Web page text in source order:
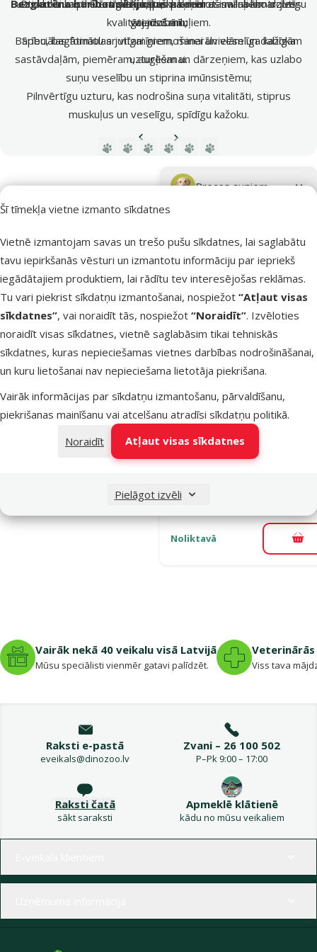
Šī tīmekļa vietne izmanto sīkdatnes
Vietnē izmantojam savas un trešo pušu sīkdatnes, lai saglabātu
tavu iepirkšanās vēsturi un izmantotu informāciju par iepriekš
iegādātajiem produktiem, lai rādītu tev interesējošas reklāmas.
Tu vari piekrist sīkdatņu izmantošanai, nospiežot “Atļaut visas
sīkdatnes”, vai noraidīt tās, nospiežot “Noraidīt”. Izvēloties
noraidīt visas sīkdatnes, vietnē saglabāsim tikai tehniskās
sīkdatnes, kuras nepieciešamas vietnes darbības nodrošināšanai,
un kuru lietošanai nav nepieciešama lietotāja piekrišana.
Vairāk informācijas par sīkdatņu izmantošanu, pārvaldīšanu,
piekrišanas mainīšanu vai atcelšanu atradīsi sīkdatņu politikā.
Noraidīt
Atļaut visas sīkdatnes
Pielāgot izvēli
uzticamu un pilnvērtīgu aprūpi, kas nodrošina labāko dzīves
kvalitāti jūsu mīluļiem.
Bezglutēna barības sēriju, kas piemērota mīluļiem ar jutīgu
gremošanu;
Barību, bagātinātu ar vitamīniem, minerālvielām un dabīgām
sastāvdaļām, piemēram, augļiem un dārzeņiem, kas uzlabo
suņu veselību un stiprina imūnsistēmu;
Pilnvērtīgu uzturu, kas nodrošina suņa vitalitāti, stiprus
muskuļus un veselīgu, spīdīgu kažoku.
Produkti kastrētiem kaķiem un kaķiem ar svara kontroles
vajadzībām;
Speciālas formulas jutīgai gremošanai un veselīga kažoka
uzturēšanai.
maltīti katram kaķim.
īpaši.
Iepriekšējā lapa
Nākamā lapa
Apakškategorija
Preces suņiem
Filtrs 1
Veselības stāvoklis
Muskuļiem
Kārtot pēc
kaķēniem -
Cat Pouch
Kitten, Mix,
x 85 g
Atsauksmes
Cena
9,99 €
Noliktavā
Vairāk nekā 40 veikalu visā Latvijā
Mūsu speciālisti vienmēr gatavi palīdzēt. Viss tava
Raksti e-pastā
eveikals@dinozoo.lv
Zvani – 26 100 502
P–Pk 9:00 – 17:00
Raksti čatā
sākt saraksti
Apmeklē klātienē
kādu no mūsu veikaliem